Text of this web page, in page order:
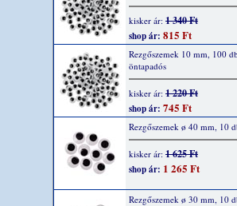
kisker ár: 1 340 Ft
shop ár: 815 Ft
Rezgőszemek 10 mm, 100
öntapadós
kisker ár: 1 220 Ft
shop ár: 745 Ft
Rezgőszemek ø 40 mm, 10
kisker ár: 1 625 Ft
shop ár: 1 265 Ft
Rezgőszemek ø 30 mm, 10